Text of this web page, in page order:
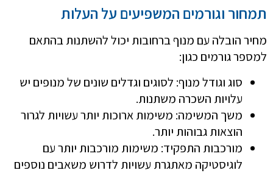
תמחור וגורמים המשפיעים על העלות
מחיר הובלה עם מנוף ברחובות יכול להשתנות בהתאם
למספר גורמים כגון:
סוג וגודל מנוף: לסוגים וגדלים שונים של מנופים יש
עלויות השכרה משתנות.
משך המשימה: משימות ארוכות יותר עשויות לגרור
הוצאות גבוהות יותר.
מורכבות התפקיד: משימות מורכבות יותר עם
לוגיסטיקה מאתגרת עשויות לדרוש משאבים נוספים